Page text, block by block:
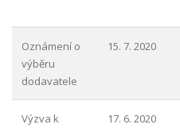
Oznámení o
výběru
dodavatele
15. 7. 2020
Výzva k
17. 6. 2020